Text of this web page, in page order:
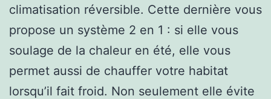
climatisation réversible. Cette dernière vous
propose un système 2 en 1 : si elle vous
soulage de la chaleur en été, elle vous
permet aussi de chauffer votre habitat
lorsqu’il fait froid. Non seulement elle évite